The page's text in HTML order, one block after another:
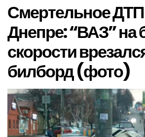
Смертельное
Днепре: “ВАЗ” на
скорости
билборд (фото)